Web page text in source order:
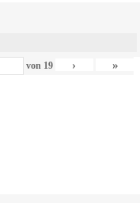
von 19 › »